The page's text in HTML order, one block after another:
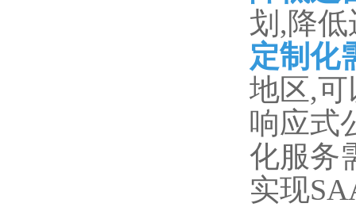
划,降
定制化
地区,
响应式
化服务
实现